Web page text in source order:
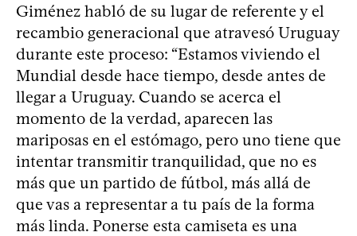
Giménez habló de su lugar de referente y el
recambio generacional que atravesó Uruguay
durante este proceso: “Estamos viviendo el
Mundial desde hace tiempo, desde antes de
llegar a Uruguay. Cuando se acerca el
momento de la verdad, aparecen las
mariposas en el estómago, pero uno tiene que
intentar transmitir tranquilidad, que no es
más que un partido de fútbol, más allá de
que vas a representar a tu país de la forma
más linda. Ponerse esta camiseta es una